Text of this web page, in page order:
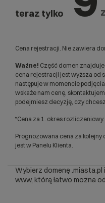
teraz tylko
Cena rejestracji. Nie zawiera
Ważne! Część domen
cena rejestracji jest wyższa od
następuje w momencie
wskaże nam cenę,
podejmiesz decyzję, czy
*Cena za 1. okres rozliczeniowy.
Prognozowana cena za
jest w Panelu Klienta.
Wybierz domenę
www, którą łatwo można